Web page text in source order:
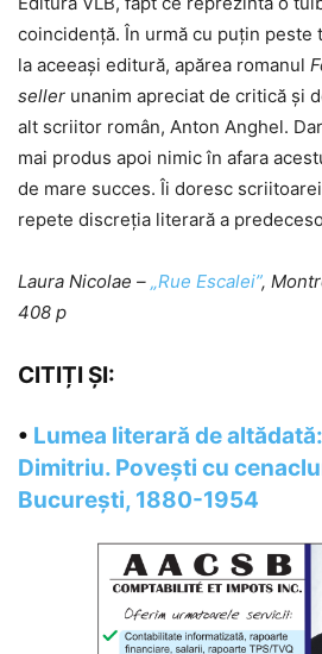
coincidență. În urmă cu puțin peste
la aceeași editură, apărea romanul
seller unanim apreciat de critică și
alt scriitor român, Anton Anghel.
mai produs apoi nimic în afara
de mare succes. Îi doresc
repete discreția literară a
Laura Nicolae – „Rue Escalei”,
408 p
CITIȚI ȘI:
• Lumea literară de
Dimitriu. Povești cu
București, 1880-1954